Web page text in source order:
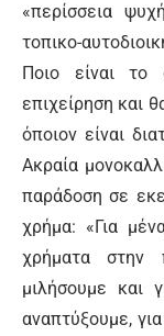
«περίσσεια
τοπικο-
Ποιο είναι το
επιχείρηση και
όποιον είναι
Ακραία
παράδοση σε
χρήμα: «Για
χρήματα
μιλήσουμε και
αναπτύξουμε,